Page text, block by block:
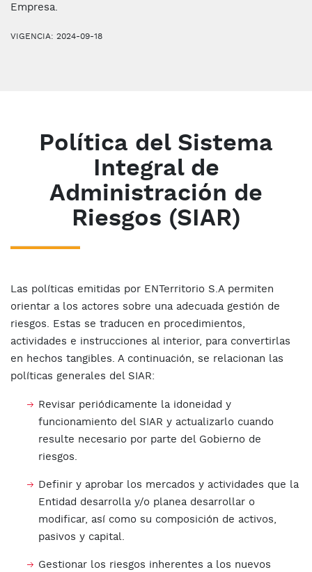
Empresa.
VIGENCIA: 2024-09-18
Política del Sistema
Integral de
Administración de
Riesgos (SIAR)
Las políticas emitidas por ENTerritorio S.A permiten
orientar a los actores sobre una adecuada gestión de
riesgos. Estas se traducen en procedimientos,
actividades e instrucciones al interior, para convertirlas
en hechos tangibles. A continuación, se relacionan las
políticas generales del SIAR:
Revisar periódicamente la idoneidad y
funcionamiento del SIAR y actualizarlo cuando
resulte necesario por parte del Gobierno de
riesgos.
Definir y aprobar los mercados y actividades que la
Entidad desarrolla y/o planea desarrollar o
modificar, así como su composición de activos,
pasivos y capital.
Gestionar los riesgos inherentes a los nuevos